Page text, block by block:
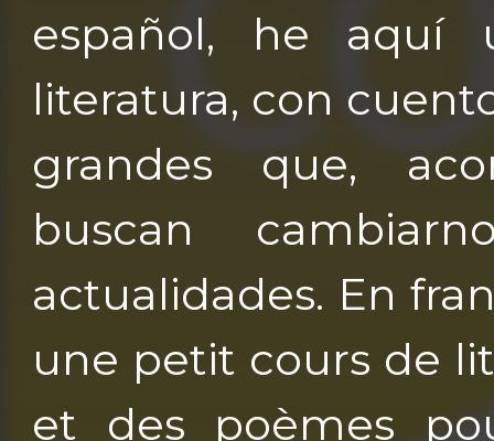
español, he aquí
literatura, con
grandes que,
buscan
actualidades. En
une petit cours de
et des poèmes